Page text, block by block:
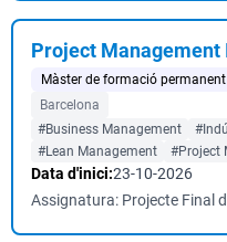
Project
Màster de formació permanent
Barcelona
#Business Management
#Lean Management
#Project
Data d'inici:23-10-2026
Assignatura: Projecte Final